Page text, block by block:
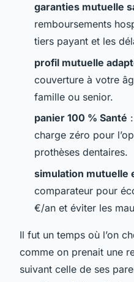
garanties mutuelle
remboursements
tiers payant et les
profil mutuelle
couverture à votre
famille ou senior.
panier 100 % Santé
charge zéro pour
prothèses dentaires.
simulation mutuelle
comparateur pour
€/an et éviter les
Il fut un temps où l’on
comme on prenait une
suivant celle de ses